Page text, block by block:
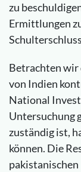
zu
Ermittlungen
Betrachten wir
von Indien
National
Untersuchung
zuständig ist,
können. Die
pakistanischen